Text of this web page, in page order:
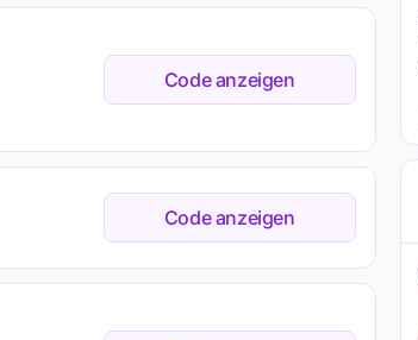
Code anzeigen
Code anzeigen